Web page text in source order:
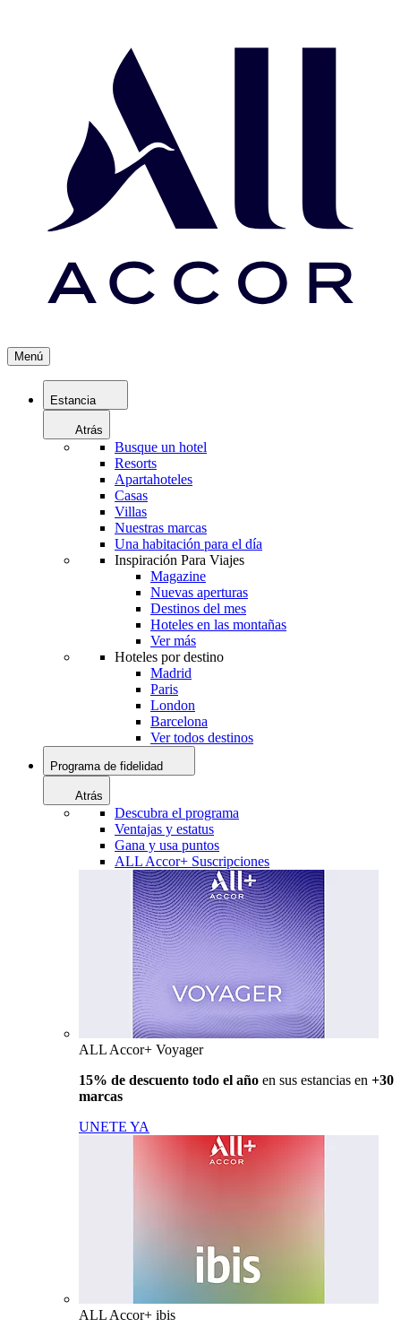
Menú
Estancia
Atrás
Busque un hotel
Resorts
Apartahoteles
Casas
Villas
Nuestras marcas
Una habitación para el día
Inspiración Para Viajes
Magazine
Nuevas aperturas
Destinos del mes
Hoteles en las montañas
Ver más
Hoteles por destino
Madrid
Paris
London
Barcelona
Ver todos destinos
Programa de fidelidad
Atrás
Descubra el programa
Ventajas y estatus
Gana y usa puntos
ALL Accor+ Suscripciones
ALL Accor+ Voyager
15% de descuento todo el año en sus estancias en +30
marcas
UNETE YA
ALL Accor+ ibis